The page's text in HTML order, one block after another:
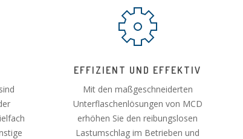
EFFIZIENT UND EFFEKTIV
Mit den maßgeschneiderten
Unterflaschenlösungen von MCD
erhöhen Sie den reibungslosen
Lastumschlag im Betrieben und